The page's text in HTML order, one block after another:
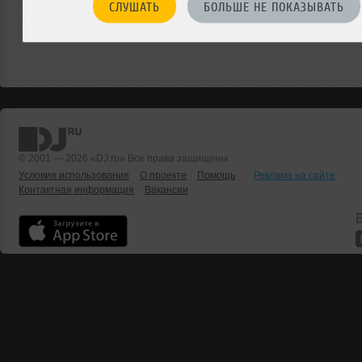
СЛУШАТЬ БОЛЬШЕ НЕ ПОКАЗЫВАТЬ
© 2001 — 2026 «DJ.ru» Все права защищены.
Условия использования
О проекте Помощь
Реклама на сайте
Контактная информация
Вакансии